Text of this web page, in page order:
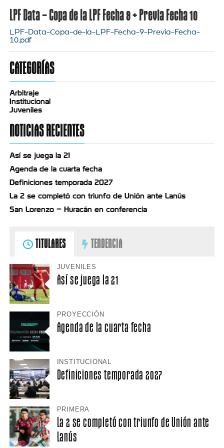
LPF Data – Copa de la LPF Fecha 9 + Previa Fecha 10
LPF-Data-Copa-de-la-LPF-Fecha-9-Previa-Fecha-
10.pdf
CATEGORÍAS
Arbitraje
Institucional
Juveniles
NOTICIAS RECIENTES
Así se juega la 21
Agenda de la cuarta fecha
Definiciones temporada 2027
La 2 se completó con triunfo de Unión ante Lanús
San Lorenzo – Huracán en conferencia
TITULARES TENDENCIA
JUVENILES
Así se juega la 21
PROYECCIÓN
Agenda de la cuarta fecha
INSTITUCIONAL
Definiciones temporada 2027
PRIMERA
La 2 se completó con triunfo de Unión ante
Lanús